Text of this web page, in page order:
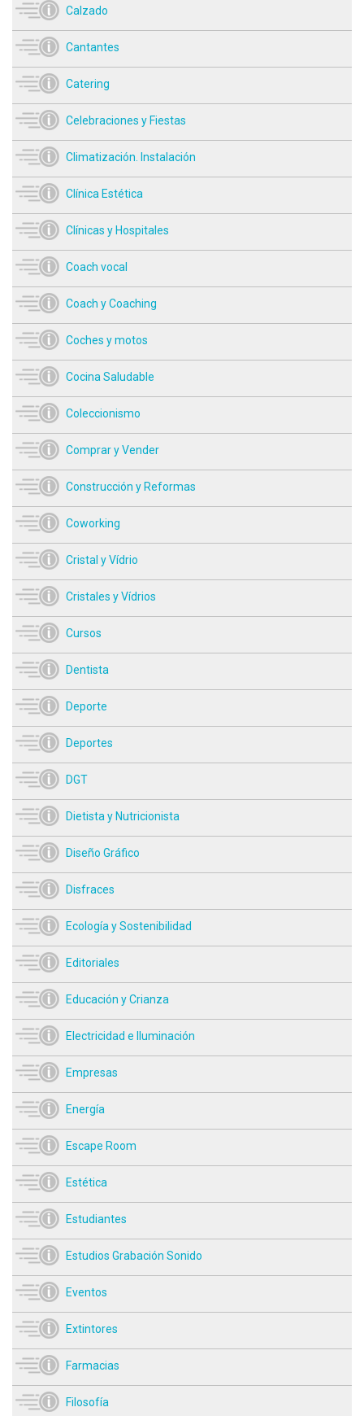
Calzado
Cantantes
Catering
Celebraciones y Fiestas
Climatización. Instalación
Clínica Estética
Clínicas y Hospitales
Coach vocal
Coach y Coaching
Coches y motos
Cocina Saludable
Coleccionismo
Comprar y Vender
Construcción y Reformas
Coworking
Cristal y Vídrio
Cristales y Vídrios
Cursos
Dentista
Deporte
Deportes
DGT
Dietista y Nutricionista
Diseño Gráfico
Disfraces
Ecología y Sostenibilidad
Editoriales
Educación y Crianza
Electricidad e Iluminación
Empresas
Energía
Escape Room
Estética
Estudiantes
Estudios Grabación Sonido
Eventos
Extintores
Farmacias
Filosofía